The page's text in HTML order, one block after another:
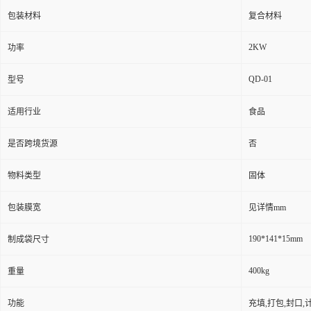
包装材料 复合材料
功率 2KW
型号 QD-01
适用行业 食品
是否跨境货源 否
物料类型 固体
包装膜宽 见详情mm
制成袋尺寸 190*141*15mm
重量 400kg
功能 充填,打包,封口,